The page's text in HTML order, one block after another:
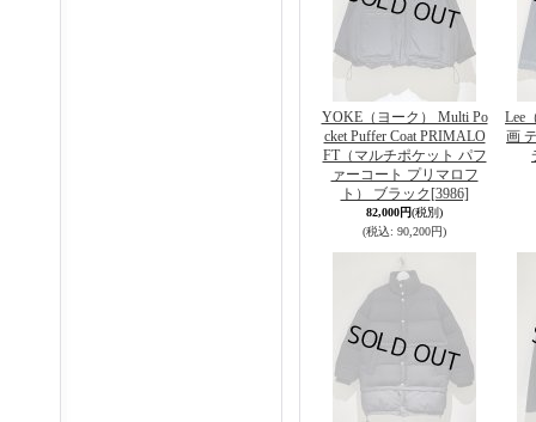
YOKE（ヨーク） Multi Po
cket Puffer Coat PRIMALO
FT（マルチポケット パフ
ァーコート プリマロフ
ト） ブラック [3986]
82,000円(税別)
(税込: 90,200円)
Lee
画